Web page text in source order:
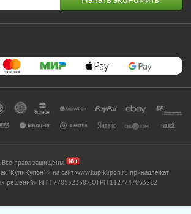
права защищены.
"КупиКупон" и на сайт www.kupikupon.ru принадлежат
решений» ИНН 7705523387, ОГРН 1127747063212